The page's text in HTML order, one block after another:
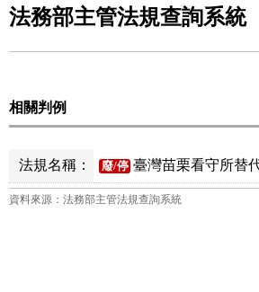
法務部主管法規查詢系統
相關判例
法規名稱： 廢/停 臺灣苗栗看守所替
資料來源：法務部主管法規查詢系統